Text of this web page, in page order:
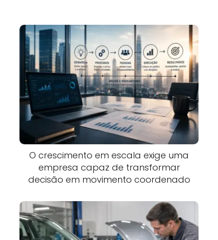
O crescimento em escala exige uma
empresa capaz de transformar
decisão em movimento coordenado